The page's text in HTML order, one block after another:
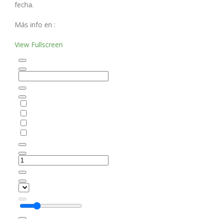
fecha.
Más info en :
View Fullscreen
al
del
PDF